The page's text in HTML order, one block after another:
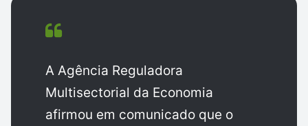
A Agência Reguladora
Multisectorial da Economia
afirmou em comunicado que o